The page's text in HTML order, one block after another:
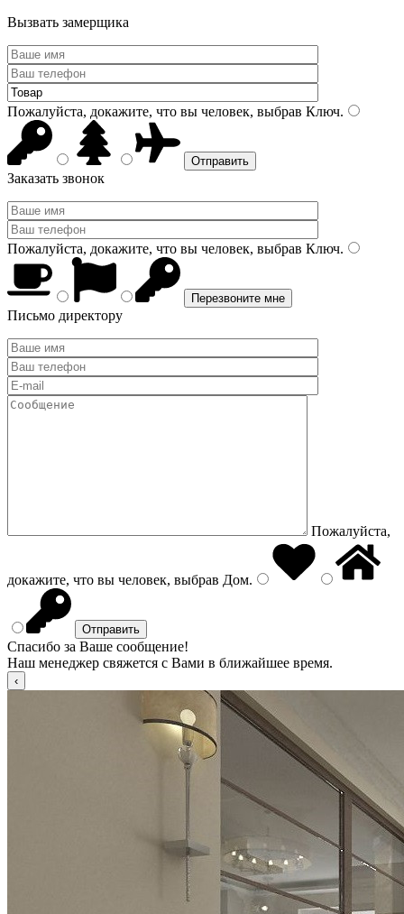
Вызвать замерщика
Пожалуйста, докажите, что вы человек, выбрав Ключ.
Заказать звонок
Пожалуйста, докажите, что вы человек, выбрав Ключ.
Письмо директору
Пожалуйста,
докажите, что вы человек, выбрав Дом.
Спасибо за Ваше сообщение!
Наш менеджер свяжется с Вами в ближайшее время.